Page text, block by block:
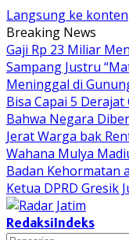
Langsung ke konten
Breaking News
Gaji Rp 23 Miliar
Sampang Justru
Meninggal di
Bisa Capai 5 Derajat
Bahwa Negara
Jerat Warga bak
Wahana Mulya
Badan Kehormatan
Ketua DPRD Gresik
RedaksiIndeks